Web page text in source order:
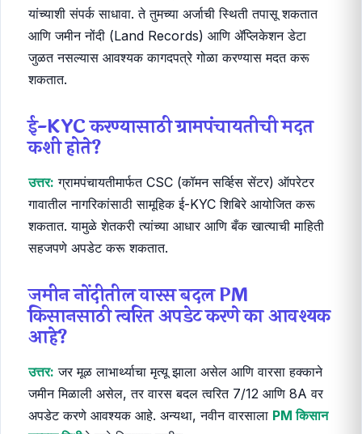
यांच्याशी संपर्क साधावा. ते तुमच्या अर्जाची स्थिती तपासू शकतात
आणि जमीन नोंदी (Land Records) आणि ॲप्लिकेशन डेटा
जुळत नसल्यास आवश्यक कागदपत्रे गोळा करण्यास मदत करू
शकतात.
ई-KYC करण्यासाठी ग्रामपंचायतीची मदत
कशी होते?
उत्तर: ग्रामपंचायतीमार्फत CSC (कॉमन सर्व्हिस सेंटर) ऑपरेटर
गावातील नागरिकांसाठी सामूहिक ई-KYC शिबिरे आयोजित करू
शकतात. यामुळे शेतकरी त्यांच्या आधार आणि बँक खात्याची माहिती
सहजपणे अपडेट करू शकतात.
जमीन नोंदीतील वारस बदल PM
किसानसाठी त्वरित अपडेट करणे का आवश्यक
आहे?
उत्तर: जर मूळ लाभार्थ्याचा मृत्यू झाला असेल आणि वारसा हक्काने
जमीन मिळाली असेल, तर वारस बदल त्वरित 7/12 आणि 8A वर
अपडेट करणे आवश्यक आहे. अन्यथा, नवीन वारसाला PM किसान